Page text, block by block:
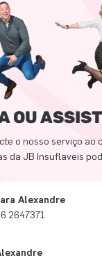
OU
o nosso serviço ao
da JB Insuflaveis
Alexandre
2647371